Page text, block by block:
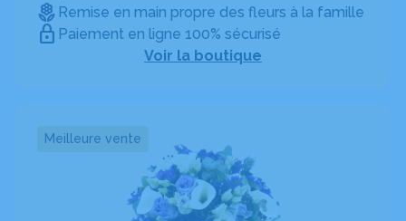
Remise en main propre des fleurs à la famille
Paiement en ligne 100% sécurisé
Voir la boutique
Meilleure vente